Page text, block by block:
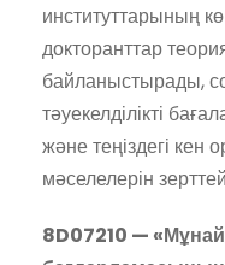
институттарының
докторанттар
байланыстырады,
тәуекелділікті
және теңіздегі кен
мәселелерін
8D07210 —